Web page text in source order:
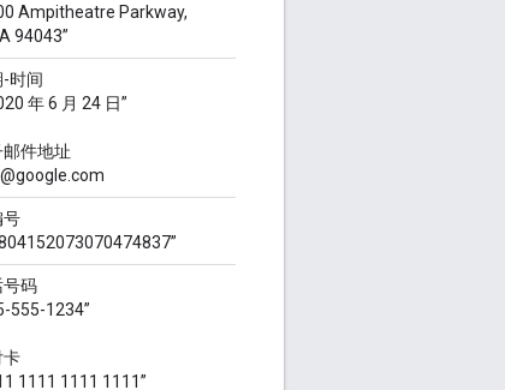
Ampitheatre Parkway,
94043”
-时间
年 6 月 24 日”
件地址
号
号码
555-1234”
卡
1111 1111 1111”